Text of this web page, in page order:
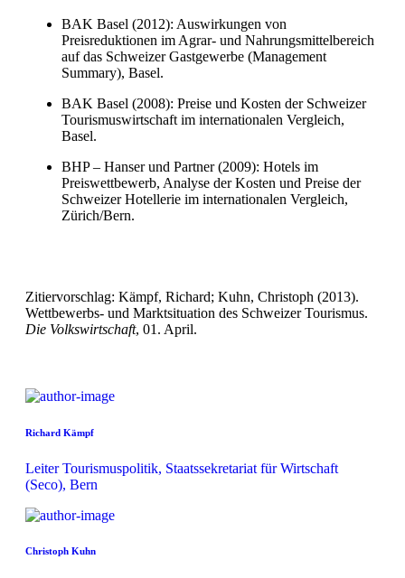
BAK Basel (2012): Auswirkungen von
Preisreduktionen im Agrar- und Nahrungsmittelbereich
auf das Schweizer Gastgewerbe (Management
Summary), Basel.
BAK Basel (2008): Preise und Kosten der Schweizer
Tourismuswirtschaft im internationalen Vergleich,
Basel.
BHP – Hanser und Partner (2009): Hotels im
Preiswettbewerb, Analyse der Kosten und Preise der
Schweizer Hotellerie im internationalen Vergleich,
Zürich/Bern.
Zitiervorschlag: Kämpf, Richard; Kuhn, Christoph (2013).
Wettbewerbs- und Marktsituation des Schweizer Tourismus.
Die Volkswirtschaft, 01. April.
Richard Kämpf
Leiter Tourismuspolitik, Staatssekretariat für Wirtschaft
(Seco), Bern
Christoph Kuhn